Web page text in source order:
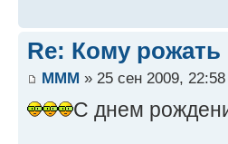
Re: Кому
MMM » 25 сен 2009, 22:58
С днем